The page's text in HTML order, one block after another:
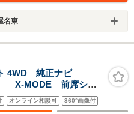
名東
4WD 純正ナビ
X-MODE 前席シー
ントロール
減ブレーキ
オンライン相談可 360°画像付